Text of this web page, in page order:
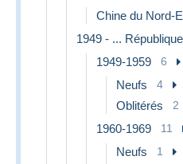
Chine du Nord-
1949 - ...
1949-1959 6
Neufs 4
Oblitérés 2
1960-1969 11
Neufs 1